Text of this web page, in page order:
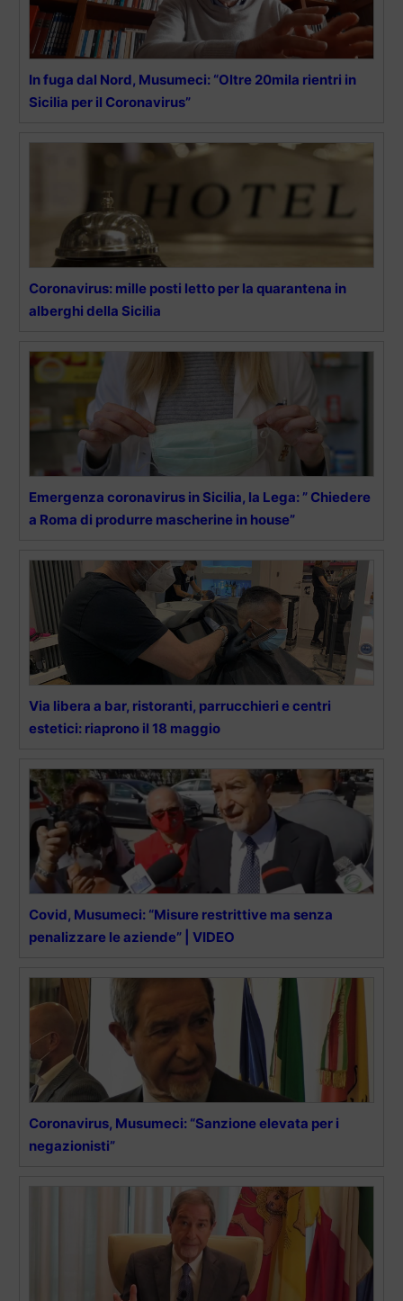
In fuga dal Nord, Musumeci: “Oltre 20mila rientri in
Sicilia per il Coronavirus”
Coronavirus: mille posti letto per la quarantena in
alberghi della Sicilia
Emergenza coronavirus in Sicilia, la Lega: ” Chiedere
a Roma di produrre mascherine in house”
Via libera a bar, ristoranti, parrucchieri e centri
estetici: riaprono il 18 maggio
Covid, Musumeci: “Misure restrittive ma senza
penalizzare le aziende” | VIDEO
Coronavirus, Musumeci: “Sanzione elevata per i
negazionisti”